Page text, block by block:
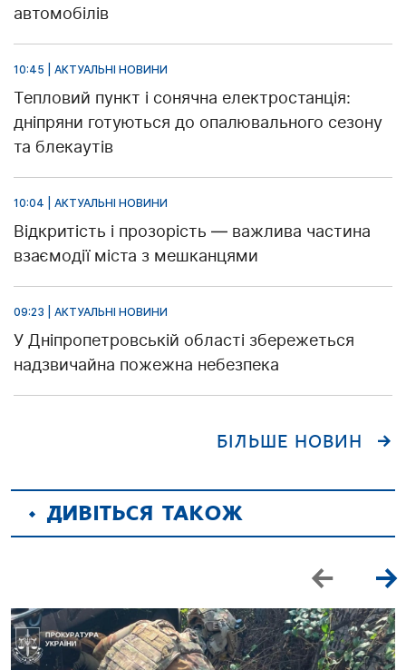
автомобілів
10:45 | АКТУАЛЬНІ НОВИНИ
Тепловий пункт і сонячна електростанція:
дніпряни готуються до опалювального сезону
та блекаутів
10:04 | АКТУАЛЬНІ НОВИНИ
Відкритість і прозорість — важлива частина
взаємодії міста з мешканцями
09:23 | АКТУАЛЬНІ НОВИНИ
У Дніпропетровській області збережеться
надзвичайна пожежна небезпека
БІЛЬШЕ НОВИН
ДИВІТЬСЯ ТАКОЖ